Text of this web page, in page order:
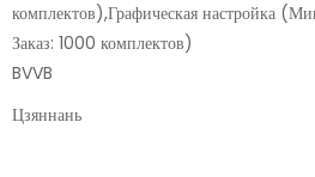
комплектов),Графическая настройка
Заказ: 1000 комплектов)
BVVB
Цзяннань